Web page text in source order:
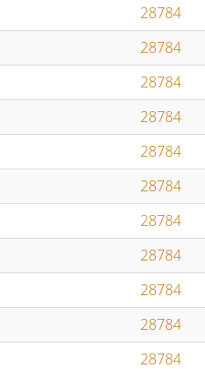
28784
28784
28784
28784
28784
28784
28784
28784
28784
28784
28784